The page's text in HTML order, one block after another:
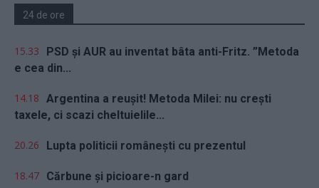
24 de ore
15.33
PSD și AUR au inventat bâta anti-Fritz. ”Metoda
e cea din...
14.18 Argentina a reușit! Metoda Milei: nu crești
taxele, ci scazi cheltuielile...
20.26 Lupta politicii românești cu prezentul
18.47 Cărbune și picioare-n gard